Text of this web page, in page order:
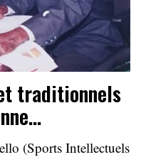
traditionnels
(Sports Intellectuels